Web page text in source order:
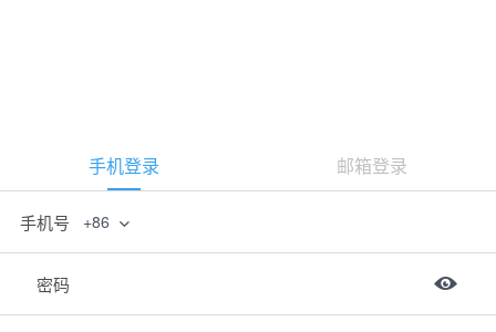
手机登录 邮箱登录
手机号 +86
密码